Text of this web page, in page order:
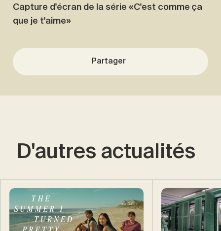
Capture d'écran de la série «C'est comme ça
que je t'aime»
Partager
D'autres actualités